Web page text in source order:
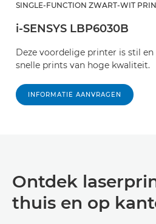
SINGLE-FUNCTION ZWART-WIT
i-SENSYS LBP6030B
Deze voordelige printer is stil
snelle prints van hoge kwaliteit.
INFORMATIE AANVRAGEN
Ontdek
thuis en op